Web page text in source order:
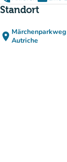
Standort
place Autriche